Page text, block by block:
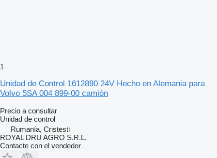
1
Unidad de Control 1612890 24V Hecho en Alemania para
Volvo 5SA 004 899-00 camión
Precio a consultar
Unidad de control
Rumanía, Cristesti
ROYAL DRU AGRO S.R.L.
Contacte con el vendedor